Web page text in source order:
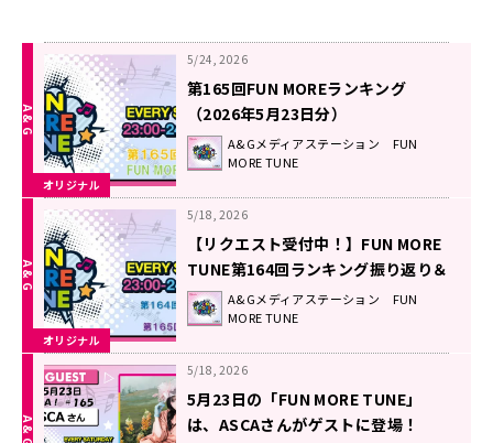
オリジナル
5/24, 2026
第165回FUN MOREランキング
（2026年5月23日分）
A&Gメディアステーション FUN
MORE TUNE
オリジナル
5/18, 2026
【リクエスト受付中！】FUN MORE
TUNE第164回ランキング振り返り＆
第165回 注目楽曲紹介
A&Gメディアステーション FUN
MORE TUNE
5/18, 2026
5月23日の「FUN MORE TUNE」
は、ASCAさんがゲストに登場！